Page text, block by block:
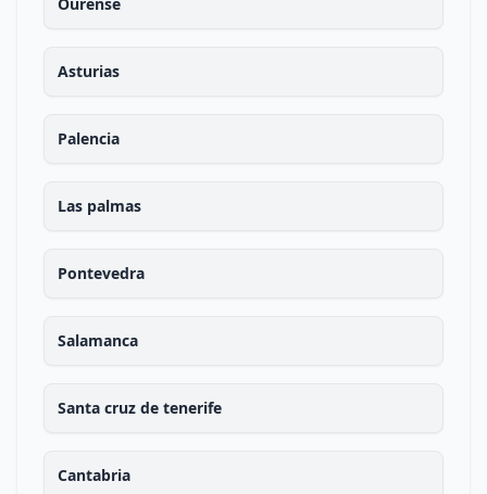
Asturias
Palencia
Las palmas
Pontevedra
Salamanca
Santa cruz de tenerife
Cantabria